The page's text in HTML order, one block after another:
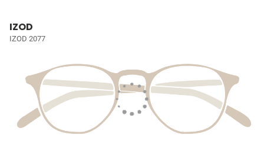
IZOD
IZOD 2077